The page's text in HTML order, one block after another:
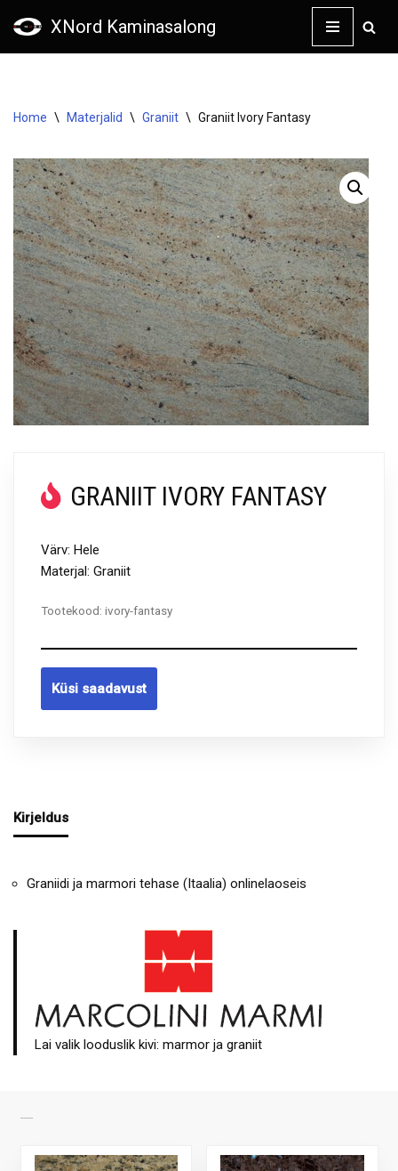
XNord Kaminasalong
Home \ Materjalid \ Graniit \ Graniit Ivory Fantasy
GRANIIT IVORY FANTASY
Värv: Hele
Materjal: Graniit
Tootekood: ivory-fantasy
Küsi saadavust
Kirjeldus
Graniidi ja marmori tehase (Itaalia) onlinelaoseis
Lai valik looduslik kivi: marmor ja graniit